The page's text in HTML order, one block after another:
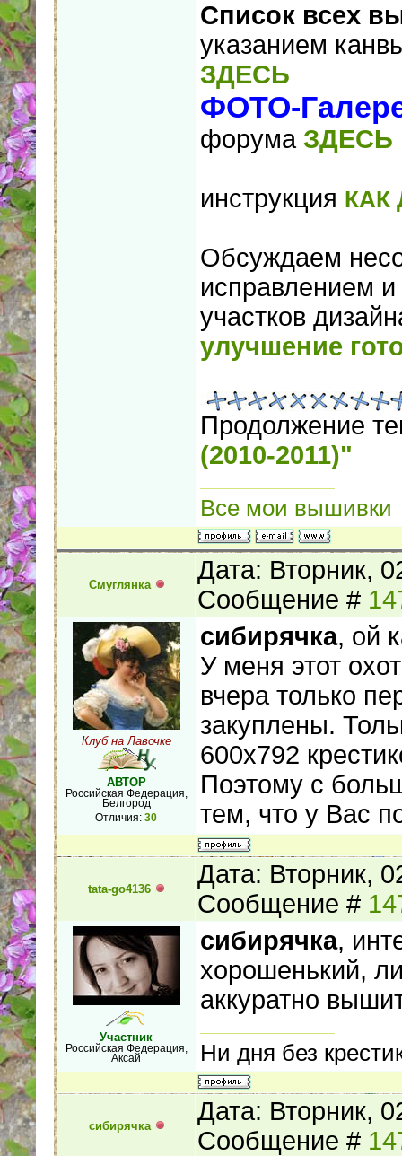
Список всех
указанием
ЗДЕСЬ
ФОТО-
форума ЗДЕСЬ
инструкция КАК
Обсуждаем
исправлением
участков
улучшение
Продолжение
(2010-2011)"
Все мои вышивки
Смуглянка
Дата: Вторник,
Сообщение #
Клуб на Лавочке
АВТОР
Российская Федерация,
Белгород
Отличия: 30
сибирячка, ой
У меня этот
вчера только
закуплены.
600х792
Поэтому с
тем, что у Вас
tata-go4136
Дата: Вторник,
Сообщение #
Участник
Российская Федерация,
Аксай
сибирячка,
хорошенький,
аккуратно
Ни дня без
сибирячка
Дата: Вторник,
Сообщение #